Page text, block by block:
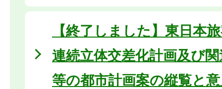
【終了しました】東日本
連続立体交差化計画及び
等の都市計画案の縦覧と